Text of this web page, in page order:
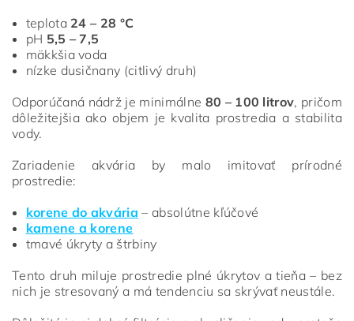
teplota 24 – 28 °C
pH 5,5 – 7,5
mäkkšia voda
nízke dusičnany (citlivý druh)
Odporúčaná nádrž je minimálne 80 – 100 litrov, pričom
dôležitejšia ako objem je kvalita prostredia a stabilita
vody.
Zariadenie akvária by malo imitovať prírodné
prostredie:
korene do akvária – absolútne kľúčové
kamene a korene
tmavé úkryty a štrbiny
Tento druh miluje prostredie plné úkrytov a tieňa – bez
nich je stresovaný a má tendenciu sa skrývať neustále.